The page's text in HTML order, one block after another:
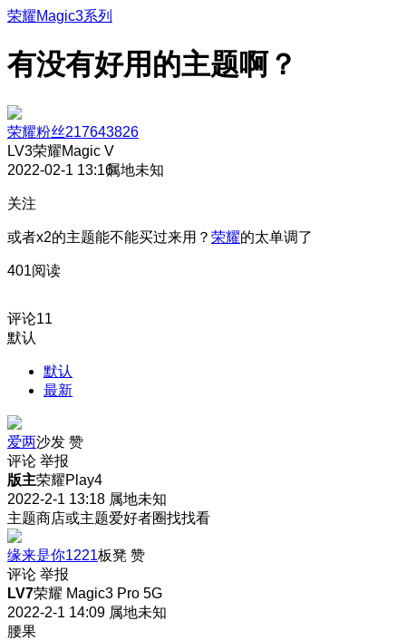
荣耀Magic3系列
有没有好用的主题啊？
荣耀粉丝217643826
LV3荣耀Magic V
2022-02-1 13:16属地未知
关注
或者x2的主题能不能买过来用？ 荣耀的太单调了
401阅读
评论11
默认
默认
最新
爱两沙发 赞
评论 举报
版主荣耀Play4
2022-2-1 13:18 属地未知
主题商店或主题爱好者圈找找看
缘来是你1221板凳 赞
评论 举报
LV7荣耀 Magic3 Pro 5G
2022-2-1 14:09 属地未知
腰果